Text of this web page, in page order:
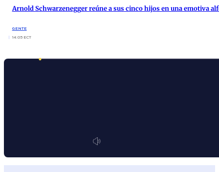
Arnold Schwarzenegger reúne a sus cinco hijos en una emotiva
GENTE
14:05 ECT